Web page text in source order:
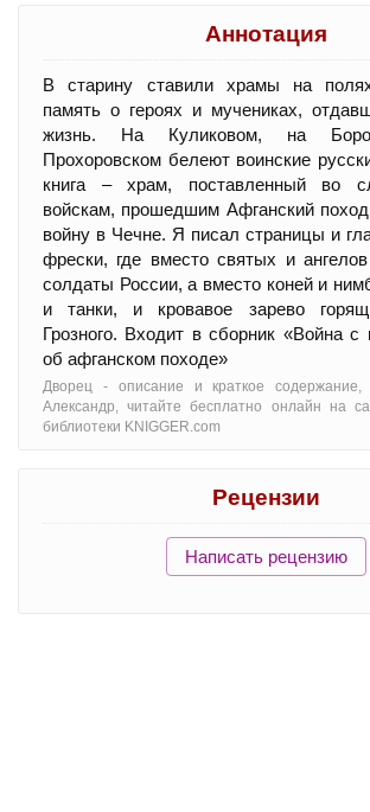
Аннотация
В старину ставили храмы на
память о героях и мучениках,
жизнь. На Куликовом, на
Прохоровском белеют воинские
книга – храм, поставленный во
войскам, прошедшим Афганский
войну в Чечне. Я писал страницы и
фрески, где вместо святых и
солдаты России, а вместо коней и
и танки, и кровавое зарево
Грозного. Входит в сборник «Война с
об афганском походе»
Дворец - oписание и краткое содержание,
Александр, читайте бесплатно онлайн на
библиотеки KNIGGER.com
Рецензии
Написать рецензию